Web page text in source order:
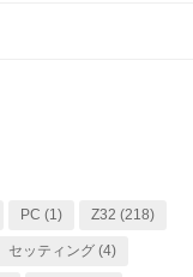
PC (1) Z32 (218)
セッティング (4)